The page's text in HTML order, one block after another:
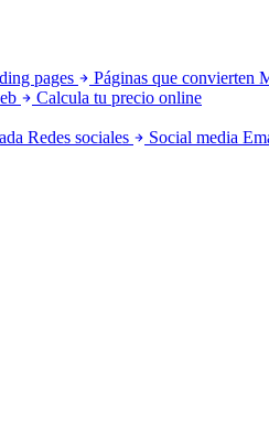
pages Páginas que convierten
Calcula tu precio online
Redes sociales Social media